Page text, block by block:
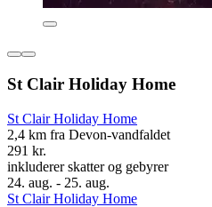
St Clair Holiday Home
St Clair Holiday Home
2,4 km fra Devon-vandfaldet
291 kr.
inkluderer skatter og gebyrer
24. aug. - 25. aug.
St Clair Holiday Home